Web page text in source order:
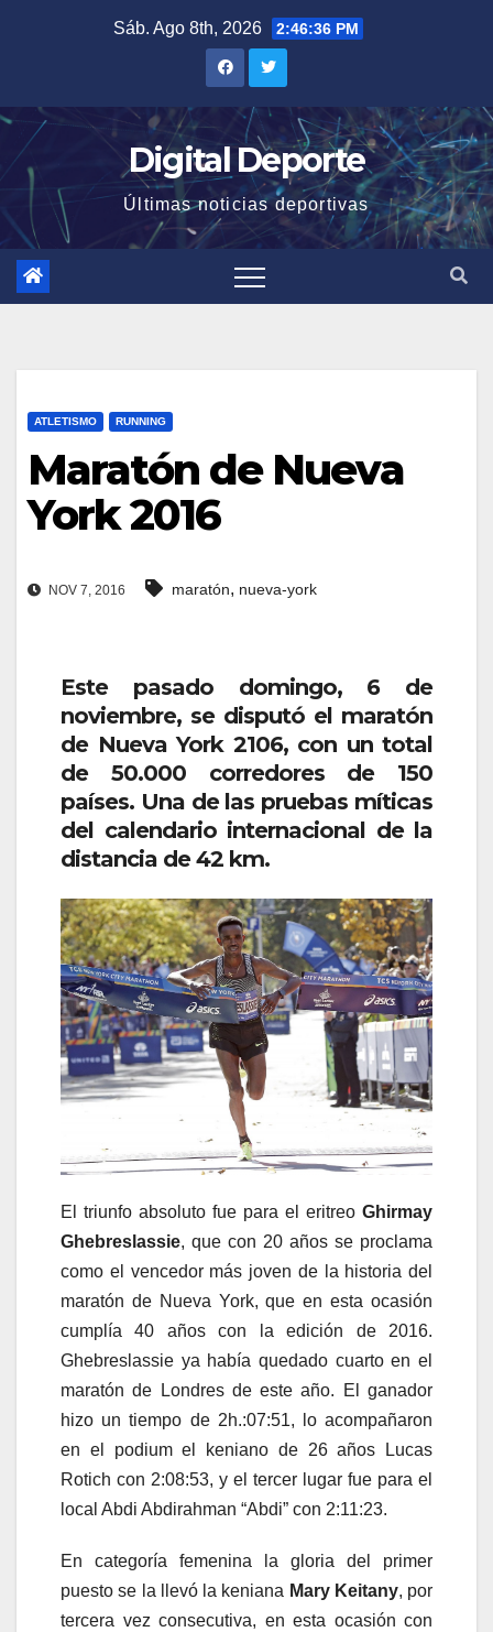
Sáb. Ago 8th, 2026 2:46:36 PM
Digital Deporte
Últimas noticias deportivas
ATLETISMO RUNNING
Maratón de Nueva
York 2016
NOV 7, 2016 maratón, nueva-york
Este pasado domingo, 6 de
noviembre, se disputó el maratón
de Nueva York 2106, con un total
de 50.000 corredores de 150
países. Una de las pruebas míticas
del calendario internacional de la
distancia de 42 km.
El triunfo absoluto fue para el eritreo Ghirmay
Ghebreslassie, que con 20 años se proclama
como el vencedor más joven de la historia del
maratón de Nueva York, que en esta ocasión
cumplía 40 años con la edición de 2016.
Ghebreslassie ya había quedado cuarto en el
maratón de Londres de este año. El ganador
hizo un tiempo de 2h.:07:51, lo acompañaron
en el podium el keniano de 26 años Lucas
Rotich con 2:08:53, y el tercer lugar fue para el
local Abdi Abdirahman “Abdi” con 2:11:23.
En categoría femenina la gloria del primer
puesto se la llevó la keniana Mary Keitany, por
tercera vez consecutiva, en esta ocasión con